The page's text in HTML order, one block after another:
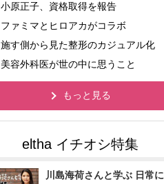
小原正子、資格取得を報告
ファミマとヒロアカがコラボ
施す側から見た整形のカジュアル化
美容外科医が世の中に思うこと
もっと見る
川島海荷さんと学ぶ 日常に